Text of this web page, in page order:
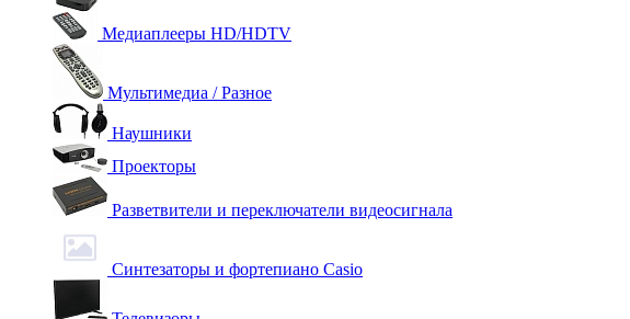
Медиаплееры HD/HDTV
Мультимедиа / Разное
Наушники
Проекторы
Разветвители и переключатели видеосигнала
Синтезаторы и фортепиано Casio